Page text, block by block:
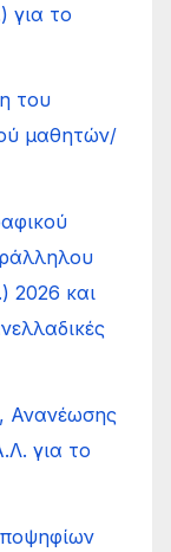
για το
του
μαθητών/
2026 και
Ανανέωσης
για το